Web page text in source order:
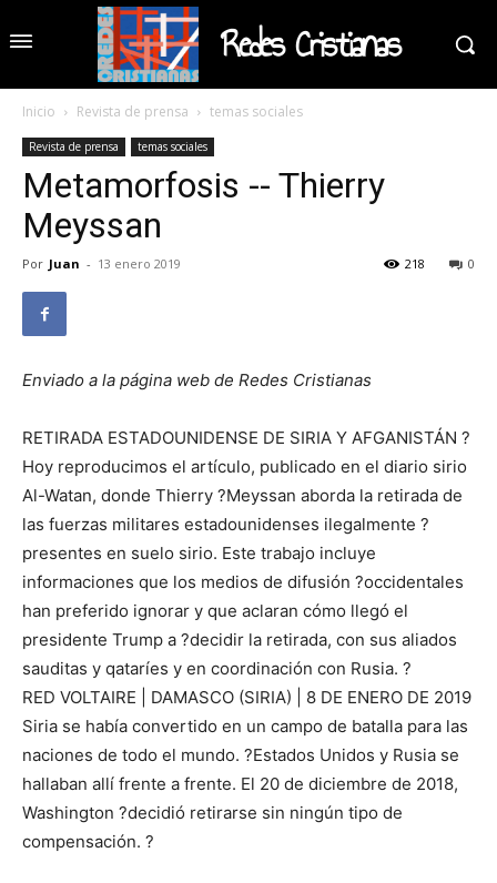
Redes Cristianas
Inicio Revista de prensa temas sociales
Revista de prensa temas sociales
Metamorfosis -- Thierry
Meyssan
Por Juan - 13 enero 2019 0
218
Enviado a la página web de Redes Cristianas
RETIRADA ESTADOUNIDENSE DE SIRIA Y AFGANISTÁN ?
Hoy reproducimos el artículo, publicado en el diario sirio
Al-Watan, donde Thierry ?Meyssan aborda la retirada de
las fuerzas militares estadounidenses ilegalmente ?
presentes en suelo sirio. Este trabajo incluye
informaciones que los medios de difusión ?occidentales
han preferido ignorar y que aclaran cómo llegó el
presidente Trump a ?decidir la retirada, con sus aliados
sauditas y qataríes y en coordinación con Rusia. ?
RED VOLTAIRE | DAMASCO (SIRIA) | 8 DE ENERO DE 2019
Siria se había convertido en un campo de batalla para las
naciones de todo el mundo. ?Estados Unidos y Rusia se
hallaban allí frente a frente. El 20 de diciembre de 2018,
Washington ?decidió retirarse sin ningún tipo de
compensación. ?